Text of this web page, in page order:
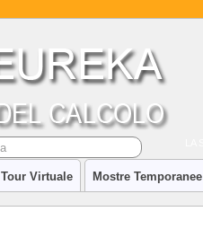
Tour Virtuale Mostre Temporanee